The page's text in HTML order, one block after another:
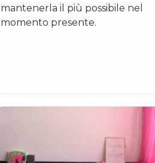
mantenerla il più possibile nel
momento presente.